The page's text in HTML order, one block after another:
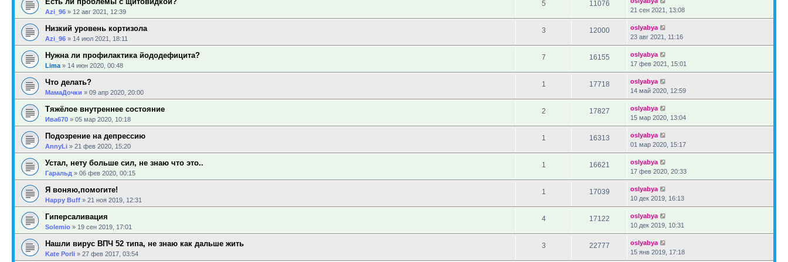
Azi_96 » 12 авг 2021, 12:39
5 11076
21 сен 2021, 13:08
Низкий уровень кортизола
Azi_96 » 14 июл 2021, 18:11
3 12000
oslyabya
23 авг 2021, 11:16
Нужна ли профилактика йододефицита?
Lima » 14 июн 2020, 00:48
7 16155
oslyabya
17 фев 2021, 15:01
Что делать?
МамаДочки » 09 апр 2020, 20:00
1 17718
oslyabya
14 май 2020, 12:59
Тяжёлое внутреннее состояние
Ива670 » 05 мар 2020, 10:18
2 17827
oslyabya
15 мар 2020, 13:04
Подозрение на депрессию
AnnyLi » 21 фев 2020, 15:20
1 16313
oslyabya
01 мар 2020, 15:17
Устал, нету больше сил, не знаю что это..
Гаральд » 06 фев 2020, 00:15
1 16621
oslyabya
17 фев 2020, 20:33
Я воняю,помогите!
Happy Buff » 21 ноя 2019, 12:31
1 17039
oslyabya
10 дек 2019, 16:13
Гиперсаливация
Solemio » 19 сен 2019, 17:01
4 17122
oslyabya
10 дек 2019, 10:31
Нашли вирус ВПЧ 52 типа, не знаю как дальше жить
Kate Porli » 27 фев 2017, 03:54
3 22777
oslyabya
15 янв 2019, 17:18